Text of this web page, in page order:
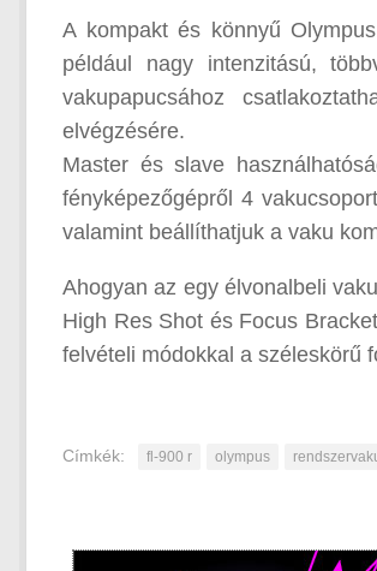
A kompakt és könnyű
például nagy intenzitású,
vakupapucsához
elvégzésére.
Master és slave
fényképezőgépről 4
valamint beállíthatjuk a vaku
Ahogyan az egy élvonalbeli
High Res Shot és Focus
felvételi módokkal a széleskörű
Címkék: fl-900 r olympus